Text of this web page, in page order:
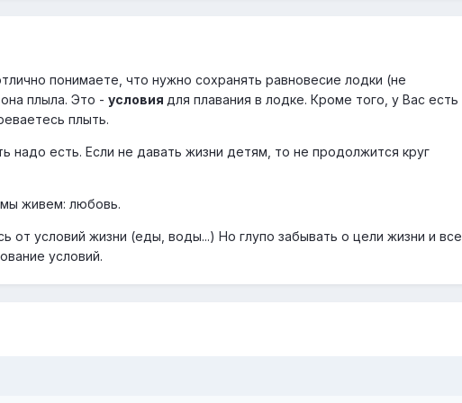
понимаете, что нужно сохранять равновесие лодки (не
плыла. Это - условия для плавания в лодке. Кроме того, у Вас есть
плыть.
надо есть. Если не давать жизни детям, то не продолжится круг
живем: любовь.
от условий жизни (еды, воды...) Но глупо забывать о цели жизни и все
условий.